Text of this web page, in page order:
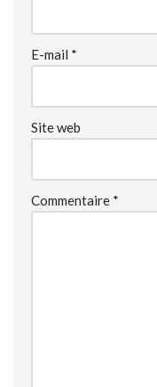
E-mail *
Site web
Commentaire *